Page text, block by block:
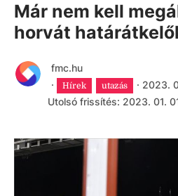
Már nem kell
horvát
fmc.hu
·
Hírek utazás · 2023.
Utolsó frissítés: 2023. 01.